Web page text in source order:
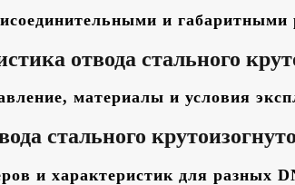
и габаритными
отвода стального
материалы и условия
стального
и характеристик для разных